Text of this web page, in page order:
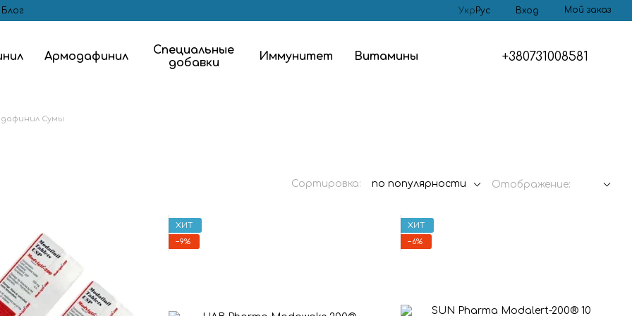
Блог УкрРус Вход Мой заказ
Армодафинил
Специальные
добавки
Иммунитет Витамины +380731008581
Сумы
Сортировка: по популярности Отображение:
ХИТ
−9%
ХИТ
−6%